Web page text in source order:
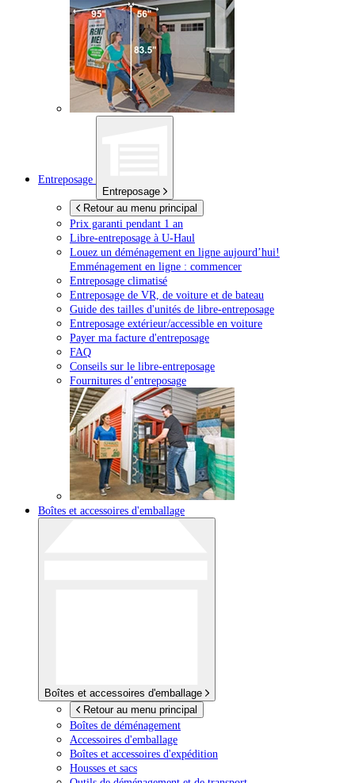
Entreposage
Entreposage
Retour au menu principal
Prix garanti pendant 1 an
Libre-entreposage à U-Haul
Louez un déménagement en ligne aujourd’hui!
Emménagement en ligne : commencer
Entreposage climatisé
Entreposage de VR, de voiture et de bateau
Guide des tailles d'unités de libre-entreposage
Entreposage extérieur/accessible en voiture
Payer ma facture d'entreposage
FAQ
Conseils sur le libre-entreposage
Fournitures d’entreposage
Boîtes et accessoires d'emballage
Boîtes et accessoires d'emballage
Retour au menu principal
Boîtes de déménagement
Accessoires d'emballage
Boîtes et accessoires d'expédition
Housses et sacs